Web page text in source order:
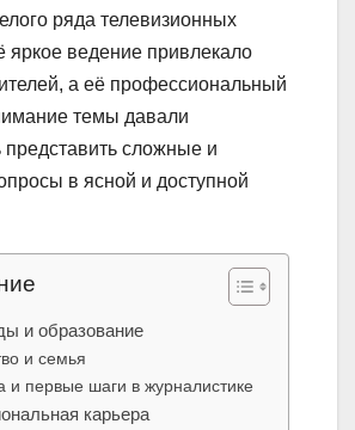
ряда телевизионных
яркое ведение привлекало
а её профессиональный
темы давали
представить сложные и
в ясной и доступной
и образование
и семья
и первые шаги в журналистике
карьера